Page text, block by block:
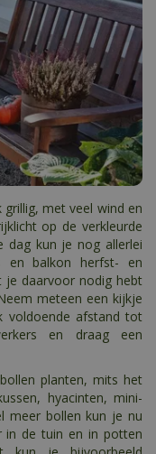
met veel wind en
op de verkleurde
dag kun je nog allerlei
balkon herfst- en
je daarvoor nodig hebt
meteen een kijkje
voldoende afstand tot
en draag een
planten, mits het
hyacinten, mini-
meer bollen kun je nu
in de tuin en in potten